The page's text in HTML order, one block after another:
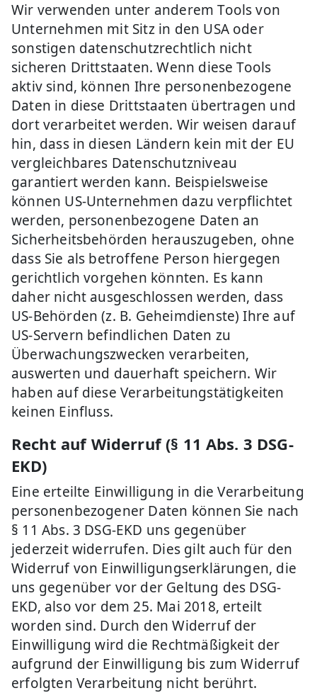
Wir verwenden unter anderem Tools von
Unternehmen mit Sitz in den USA oder
sonstigen datenschutzrechtlich nicht
sicheren Drittstaaten. Wenn diese Tools
aktiv sind, können Ihre personenbezogene
Daten in diese Drittstaaten übertragen und
dort verarbeitet werden. Wir weisen darauf
hin, dass in diesen Ländern kein mit der EU
vergleichbares Datenschutzniveau
garantiert werden kann. Beispielsweise
können US-Unternehmen dazu verpflichtet
werden, personenbezogene Daten an
Sicherheitsbehörden herauszugeben, ohne
dass Sie als betroffene Person hiergegen
gerichtlich vorgehen könnten. Es kann
daher nicht ausgeschlossen werden, dass
US-Behörden (z. B. Geheimdienste) Ihre auf
US-Servern befindlichen Daten zu
Überwachungszwecken verarbeiten,
auswerten und dauerhaft speichern. Wir
haben auf diese Verarbeitungstätigkeiten
keinen Einfluss.
Recht auf Widerruf (§ 11 Abs. 3 DSG-
EKD)
Eine erteilte Einwilligung in die Verarbeitung
personenbezogener Daten können Sie nach
§ 11 Abs. 3 DSG-EKD uns gegenüber
jederzeit widerrufen. Dies gilt auch für den
Widerruf von Einwilligungserklärungen, die
uns gegenüber vor der Geltung des DSG-
EKD, also vor dem 25. Mai 2018, erteilt
worden sind. Durch den Widerruf der
Einwilligung wird die Rechtmäßigkeit der
aufgrund der Einwilligung bis zum Widerruf
erfolgten Verarbeitung nicht berührt.